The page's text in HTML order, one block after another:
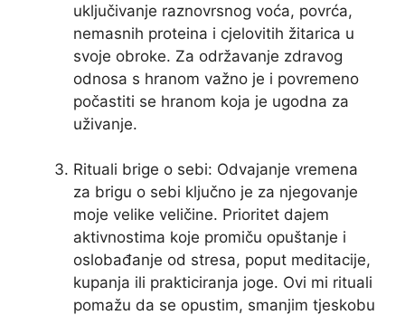
uključivanje raznovrsnog voća, povrća,
nemasnih proteina i cjelovitih žitarica u
svoje obroke. Za održavanje zdravog
odnosa s hranom važno je i povremeno
počastiti se hranom koja je ugodna za
uživanje.
Rituali brige o sebi: Odvajanje vremena
za brigu o sebi ključno je za njegovanje
moje velike veličine. Prioritet dajem
aktivnostima koje promiču opuštanje i
oslobađanje od stresa, poput meditacije,
kupanja ili prakticiranja joge. Ovi mi rituali
pomažu da se opustim, smanjim tjeskobu